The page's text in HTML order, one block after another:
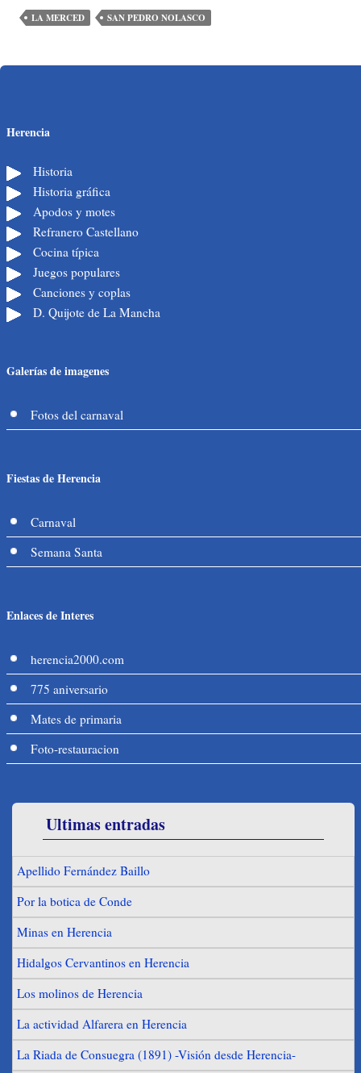
LA MERCED SAN PEDRO NOLASCO
Herencia
Historia
Historia gráfica
Apodos y motes
Refranero Castellano
Cocina típica
Juegos populares
Canciones y coplas
D. Quijote de La Mancha
Galerías de imagenes
Fotos del carnaval
Fiestas de Herencia
Carnaval
Semana Santa
Enlaces de Interes
herencia2000.com
775 aniversario
Mates de primaria
Foto-restauracion
Ultimas entradas
Apellido Fernández Baillo
Por la botica de Conde
Minas en Herencia
Hidalgos Cervantinos en Herencia
Los molinos de Herencia
La actividad Alfarera en Herencia
La Riada de Consuegra (1891) -Visión desde Herencia-